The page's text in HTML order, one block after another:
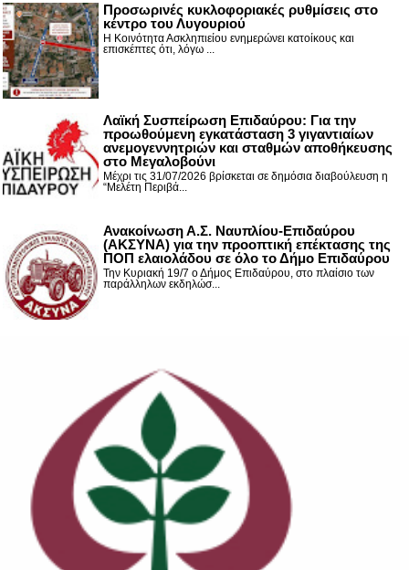
Προσωρινές κυκλοφοριακές ρυθμίσεις στο
κέντρο του Λυγουριού
Η Κοινότητα Ασκληπιείου ενημερώνει κατοίκους και
επισκέπτες ότι, λόγω ...
Λαϊκή Συσπείρωση Επιδαύρου: Για την
προωθούμενη εγκατάσταση 3 γιγαντιαίων
ανεμογεννητριών και σταθμών αποθήκευσης
στο Μεγαλοβούνι
Μέχρι τις 31/07/2026 βρίσκεται σε δημόσια διαβούλευση η
“Μελέτη Περιβά...
Ανακοίνωση Α.Σ. Ναυπλίου-Επιδαύρου
(ΑΚΣΥΝΑ) για την προοπτική επέκτασης της
ΠΟΠ ελαιολάδου σε όλο το Δήμο Επιδαύρου
Την Κυριακή 19/7 ο Δήμος Επιδαύρου, στο πλαίσιο των
παράλληλων εκδηλώσ...